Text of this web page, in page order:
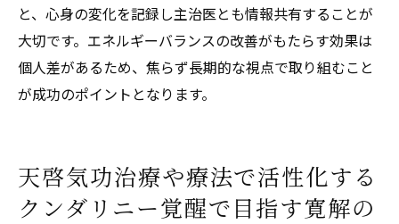
と、心身の変化を記録し主治医とも情報共有することが
大切です。エネルギーバランスの改善がもたらす効果は
個人差があるため、焦らず長期的な視点で取り組むこと
が成功のポイントとなります。
天啓気功治療や療法で活性化する
クンダリニー覚醒で目指す寛解の